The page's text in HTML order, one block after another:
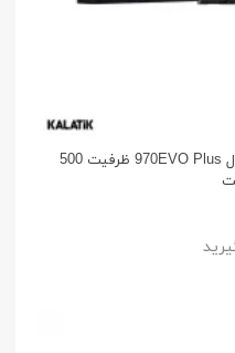
اس اس دی اینترنال سامسونگ مدل 970EVO Plus ظرفیت 500